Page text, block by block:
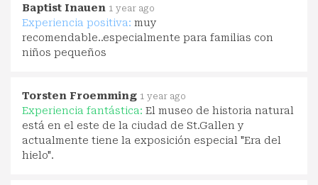
Baptist Inauen 1 year ago
Experiencia positiva: muy
recomendable..especialmente para familias con
niños pequeños
Torsten Froemming 1 year ago
Experiencia fantástica: El museo de historia natural
está en el este de la ciudad de St.Gallen y
actualmente tiene la exposición especial "Era del
hielo".